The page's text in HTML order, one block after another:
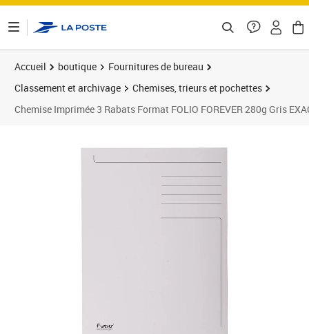
Accueil boutique
Fournitures de bureau
Classement et archivage
Chemises, trieurs et pochettes
Chemise Imprimée 3 Rabats Format FOLIO FOREVER 280g Gris